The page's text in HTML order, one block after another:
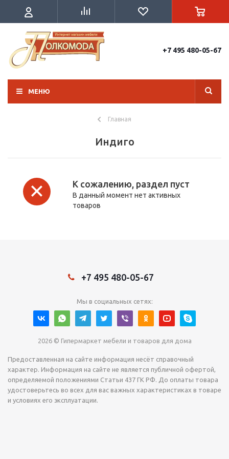
+7 495 480-05-67
МЕНЮ
Главная
Индиго
К сожалению, раздел пуст
В данный момент нет активных
товаров
+7 495 480-05-67
Мы в социальных сетях:
2026 © Гипермаркет мебели и товаров для дома
Предоставленная на сайте информация несёт справочный
характер. Информация на сайте не является публичной офертой,
определяемой положениями Статьи 437 ГК РФ. До оплаты товара
удостоверьтесь во всех для вас важных характеристиках в товаре
и условиях его эксплуатации.